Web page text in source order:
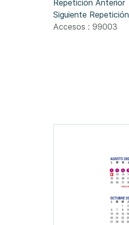
Repetición Anterior
Siguiente Repetición
Accesos : 99003